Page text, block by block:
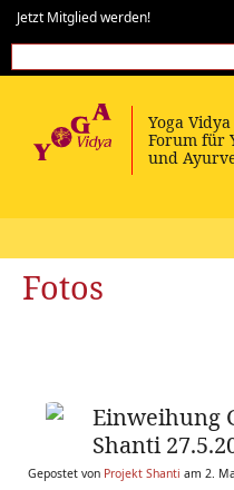
Jetzt Mitglied werden!
Fotos
Einweihung
Shanti
Gepostet von Projekt Shanti am 2.